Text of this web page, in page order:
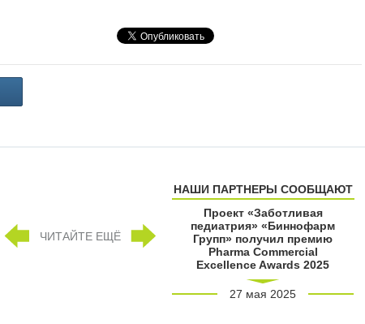
ЧИТАЙТЕ ЕЩЁ
НАШИ ПАРТНЕРЫ СООБЩАЮТ
Проект «Заботливая
педиатрия» «Биннофарм
Групп» получил премию
Pharma Commercial
Excellence Awards 2025
27 мая 2025